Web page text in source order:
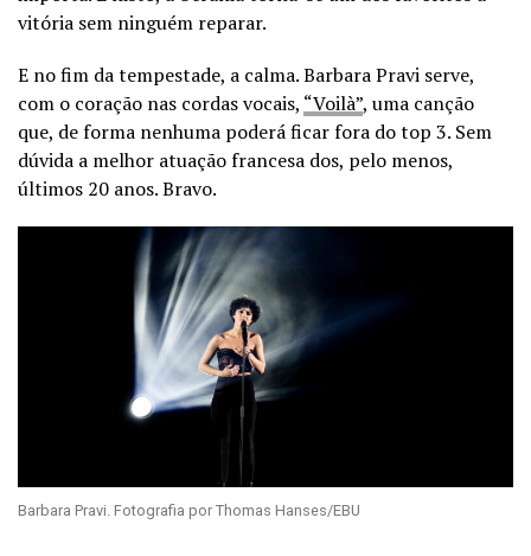
vitória sem ninguém reparar.
E no fim da tempestade, a calma. Barbara Pravi serve,
com o coração nas cordas vocais, “Voilà”, uma canção
que, de forma nenhuma poderá ficar fora do top 3. Sem
dúvida a melhor atuação francesa dos, pelo menos,
últimos 20 anos. Bravo.
Barbara Pravi. Fotografia por Thomas Hanses/EBU